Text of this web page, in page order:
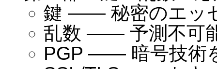
鍵 —— 秘密のエッ
乱数 —— 予測不可
PGP —— 暗号技術